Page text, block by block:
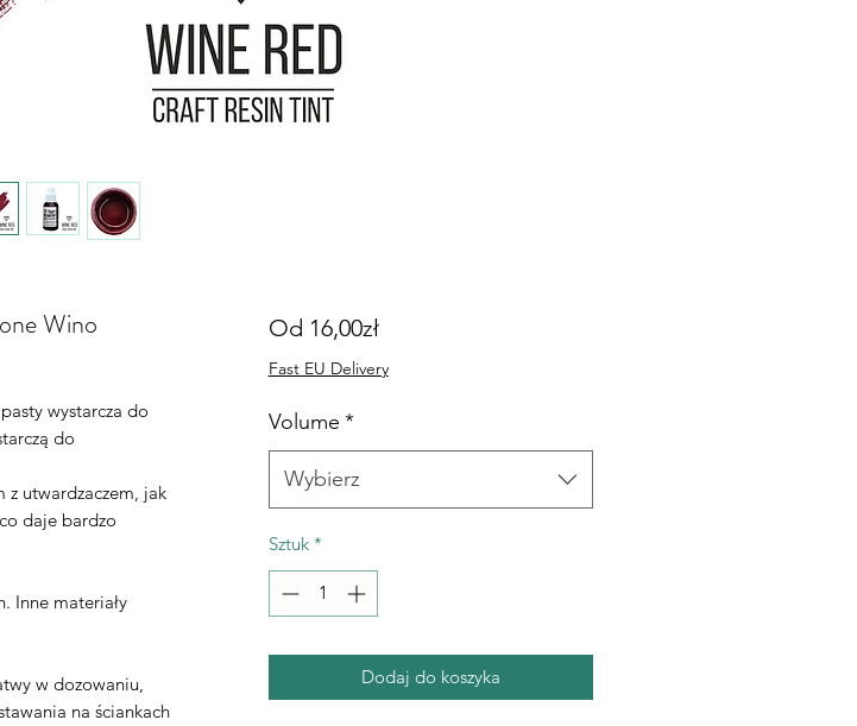
Wino
wystarcza do
do
z utwardzaczem, jak
daje bardzo
Inne materiały
w dozowaniu,
na ściankach
Od 16,00złCena
Rabatowa
Fast EU Delivery
Volume *
Wybierz
Sztuk *
Dodaj do koszyka